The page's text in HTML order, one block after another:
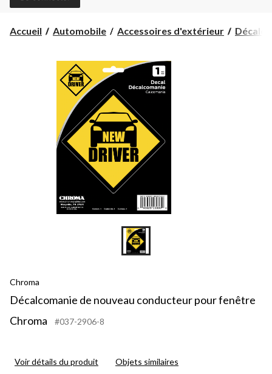
Accueil Automobile Accessoires d'extérieur
Chroma
Décalcomanie de nouveau conducteur pour fenêtre
Chroma
#037-2906-8
Voir détails du produit Objets similaires